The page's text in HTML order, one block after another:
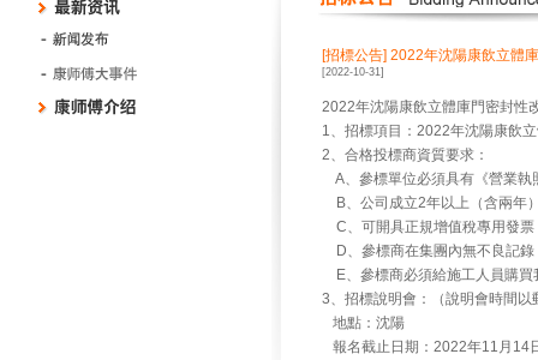
[招標公告] 2022年沈陽康飲立體
[2022-10-31]
2022年沈陽康飲立體庫門密封性
1、招標項目：2022年沈陽康飲
2、合格投標商資質要求：
A、參標單位必須具有《營業執
B、公司成立2年以上（含兩年
C、可開具正規增值稅專用發票
D、參標商在集團內無不良記錄
E、參標商必須給施工人員購買
3、招標說明會：（說明會時間以
地點：沈陽
報名截止日期：2022年11月14